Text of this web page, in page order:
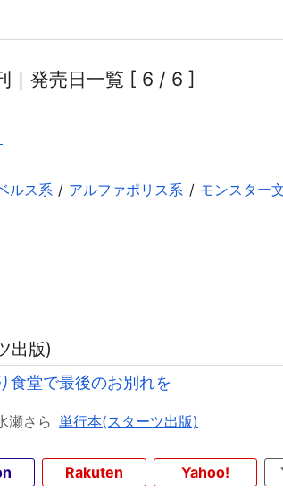
｜発売日一覧 [ 6 / 6 ]
ルス系 アルファポリス系 モンスター
出版)
食堂で最後のお別れを
瀬さら 単行本(スターツ出版)
Rakuten Yahoo!